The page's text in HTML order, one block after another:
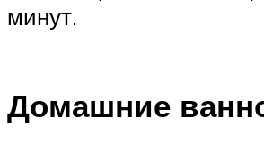
минут.
Домашние